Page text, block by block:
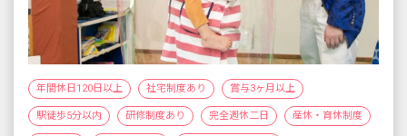
年間休日120日以上 社宅制度あり 賞与3ヶ月以上
駅徒歩5分以内 研修制度あり 完全週休二日 産休・育休制度